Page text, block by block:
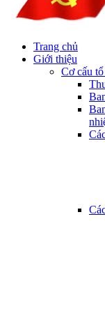
Trang chủ
Giới thiệu
Cơ cấu